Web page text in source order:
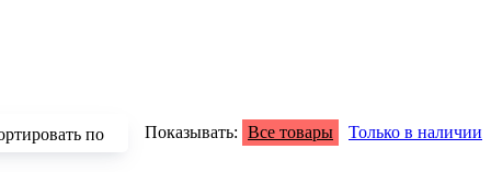
по Показывать: Все товары Только в наличии